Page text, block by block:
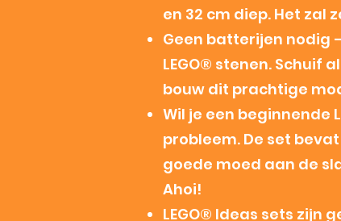
en 32 cm diep. Het zal
Geen batterijen nodig
LEGO® stenen. Schuif
bouw dit prachtige
Wil je een beginnende
probleem. De set
goede moed aan de
Ahoi!
LEGO® Ideas sets zijn